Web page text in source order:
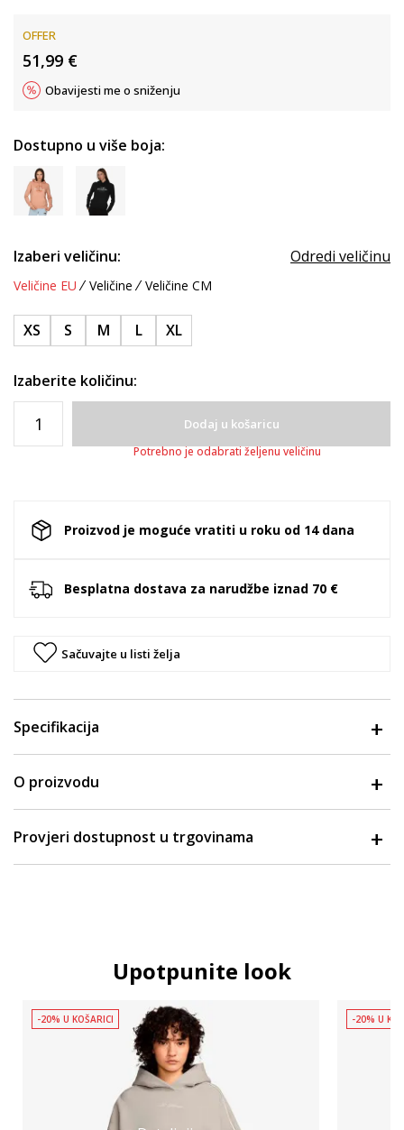
OFFER
51,99 €
Obavijesti me o sniženju
Dostupno u više boja:
Izaberi veličinu: Odredi veličinu
Veličine EU Veličine Veličine CM
XS S M L XL
Izaberite količinu:
Dodaj u košaricu
Potrebno je odabrati željenu veličinu
Proizvod je moguće vratiti u roku od 14 dana
Besplatna dostava za narudžbe iznad 70 €
Sačuvajte u listi želja
Specifikacija
O proizvodu
Provjeri dostupnost u trgovinama
Upotpunite look
-20% U KOŠARICI -20% U